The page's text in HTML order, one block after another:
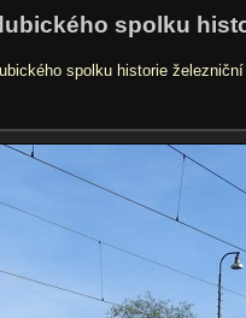
spolku
spolku historie